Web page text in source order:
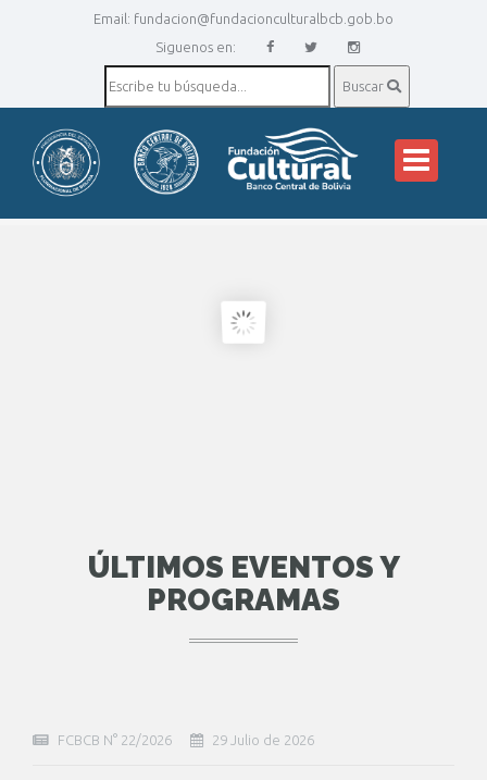
Email: fundacion@fundacionculturalbcb.gob.bo
Siguenos en:
Buscar
ÚLTIMOS EVENTOS Y
PROGRAMAS
FCBCB N° 22/2026 29 Julio de 2026